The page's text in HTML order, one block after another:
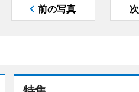
前の写真